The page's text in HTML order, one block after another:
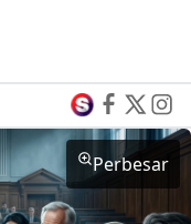
Perbesar